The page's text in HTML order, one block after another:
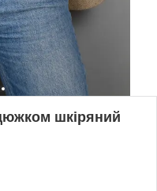
шкіряний